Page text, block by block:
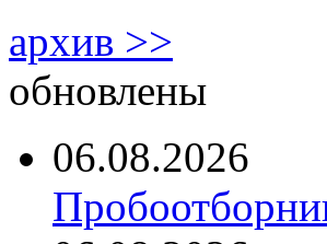
архив >>
обновлены
06.08.2026